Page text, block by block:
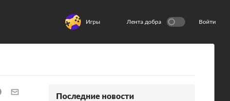
Игры Лента добра Войти
Последние новости